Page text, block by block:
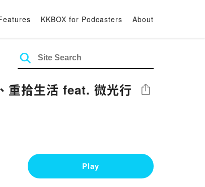
KKBOX for Podcasters About
重拾生活 feat. 微光行
Share
Play